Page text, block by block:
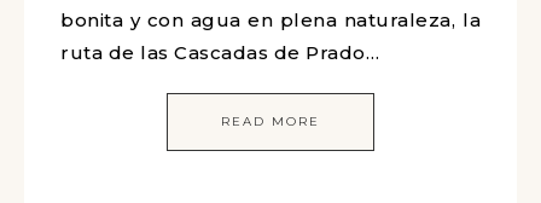
bonita y con agua en plena naturaleza, la
ruta de las Cascadas de Prado…
READ MORE